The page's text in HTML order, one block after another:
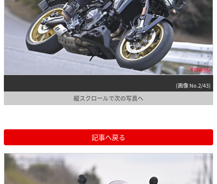
(画像 No.2/43)
縦スクロールで次の写真へ
記事へ戻る